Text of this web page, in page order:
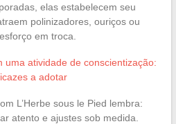
elas estabelecem seu
polinizadores, ouriços ou
em troca.
uma atividade de conscientização:
a adotar
L’Herbe sous le Pied lembra:
atento e ajustes sob medida.